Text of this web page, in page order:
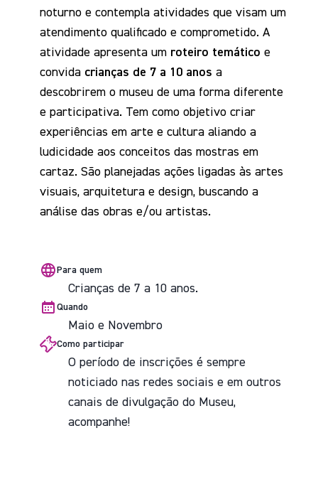
noturno e contempla atividades que visam um
atendimento qualificado e comprometido. A
atividade apresenta um roteiro temático e
convida crianças de 7 a 10 anos a
descobrirem o museu de uma forma diferente
e participativa. Tem como objetivo criar
experiências em arte e cultura aliando a
ludicidade aos conceitos das mostras em
cartaz. São planejadas ações ligadas às artes
visuais, arquitetura e design, buscando a
análise das obras e/ou artistas.
Para quem
Crianças de 7 a 10 anos.
Quando
Maio e Novembro
Como participar
O período de inscrições é sempre
noticiado nas redes sociais e em outros
canais de divulgação do Museu,
acompanhe!